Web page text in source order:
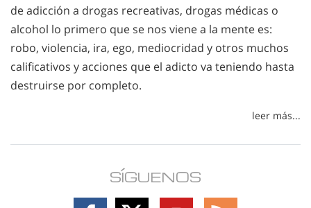
de adicción a drogas recreativas, drogas médicas o
alcohol lo primero que se nos viene a la mente es:
robo, violencia, ira, ego, mediocridad y otros muchos
calificativos y acciones que el adicto va teniendo hasta
destruirse por completo.
leer más...
SÍGUENOS